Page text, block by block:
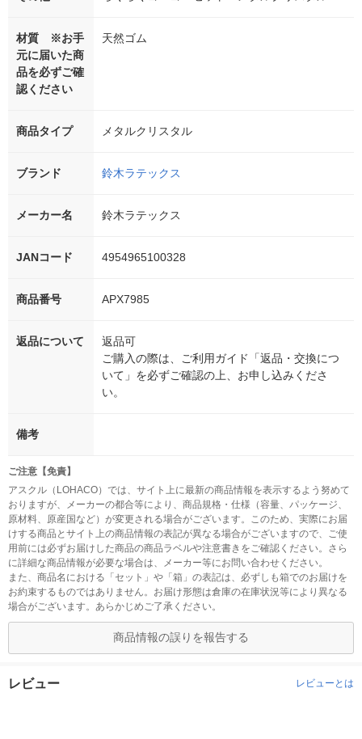
材質 ※お手
元に届いた商
品を必ずご確
認ください
天然ゴム
商品タイプ メタルクリスタル
ブランド 鈴木ラテックス
メーカー名 鈴木ラテックス
JANコード 4954965100328
商品番号 APX7985
返品について
返品可
ご購入の際は、ご利用ガイド「返品・交換につ
いて」を必ずご確認の上、お申し込みくださ
い。
備考
ご注意【免責】
アスクル（LOHACO）では、サイト上に最新の商品情報を表示するよう努めて
おりますが、メーカーの都合等により、商品規格・仕様（容量、パッケージ、
原材料、原産国など）が変更される場合がございます。このため、実際にお届
けする商品とサイト上の商品情報の表記が異なる場合がございますので、ご使
用前には必ずお届けした商品の商品ラベルや注意書きをご確認ください。さら
に詳細な商品情報が必要な場合は、メーカー等にお問い合わせください。
また、商品名における「セット」や「箱」の表記は、必ずしも箱でのお届けを
お約束するものではありません。お届け形態は倉庫の在庫状況等により異なる
場合がございます。あらかじめご了承ください。
商品情報の誤りを報告する
レビュー レビューとは